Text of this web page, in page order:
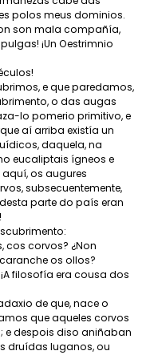
polos meus dominios.
son mala compañía,
¡Un Oestrimnio
e que paredamos,
o das augas
lo pomerio primitivo, e
aí arriba existía un
daquela, na
eucaliptais ígneos e
os augures
subsecuentemente,
parte do país eran
cos corvos? ¿Non
os ollos?
filosofía era cousa dos
de que, nace o
que aqueles corvos
e despois diso aniñaban
druídas luganos, ou